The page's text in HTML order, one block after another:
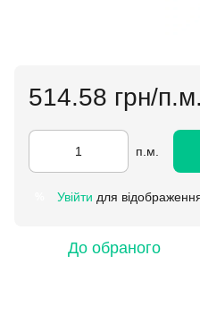
514.58 грн/п.м.
п.м.
Увійти для
До обраного